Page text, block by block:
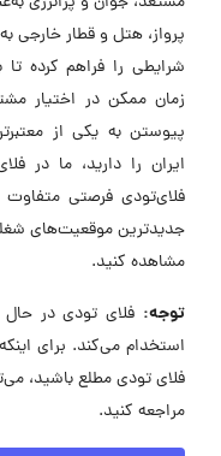
پرواز، هتل و قطار خارجی
شرایطی را فراهم کرده
زمان ممکن در اختیار
پیوستن به یکی از
ایران را دارید، ما در
فلای‌تودی فرصتی
جدیدترین موقعیت‌های
مشاهده کنید.
توجه:
استخدام می‌کند. برای
فلای تودی مطلع باشید،
مراجعه کنید.